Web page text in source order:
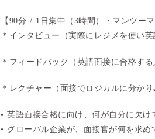
【90分 / 1日集中（3時間）・マンツー
＊インタビュー（実際にレジメを使い英
＊フィードバック（英語面接に合格す
＊レクチャー（面接でロジカルに分か
• 英語面接合格に向け、何が自分に欠け
• グローバル企業が、面接官が何を求め